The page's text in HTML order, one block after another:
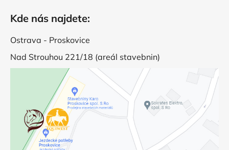
Kde nás najdete:
Ostrava - Proskovice
Nad Strouhou 221/18 (areál stavebnin)